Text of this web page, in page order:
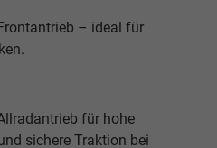
– ideal für
für hohe
sichere Traktion bei